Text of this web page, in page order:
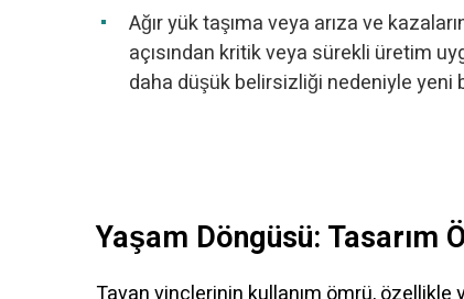
Ağır yük taşıma veya arıza ve
açısından kritik veya sürekli üretim
daha düşük belirsizliği nedeniyle yeni
Yaşam Döngüsü: Tasarım